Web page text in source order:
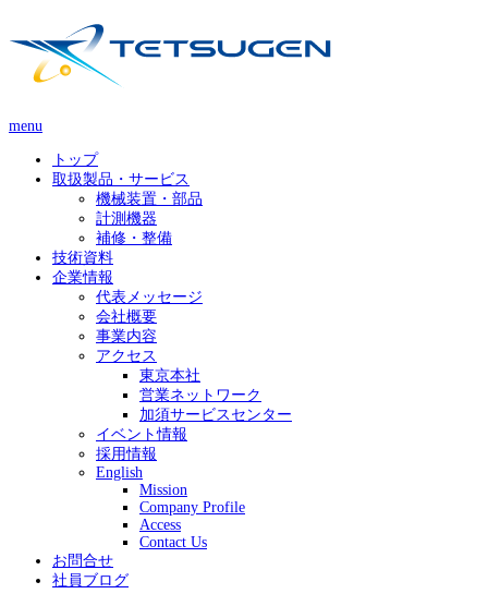
menu
トップ
取扱製品・サービス
機械装置・部品
計測機器
補修・整備
技術資料
企業情報
代表メッセージ
会社概要
事業内容
アクセス
東京本社
営業ネットワーク
加須サービスセンター
イベント情報
採用情報
English
Mission
Company Profile
Access
Contact Us
お問合せ
社員ブログ